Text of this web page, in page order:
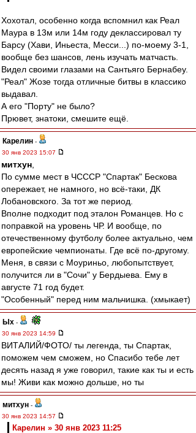
Хохотал, особенно когда вспомнил как Реал
Маура в 13м или 14м году деклассировал ту
Барсу (Хави, Иньеста, Месси...) по-моему 3-1,
вообще без шансов, лень изучать матчасть.
Видел своими глазами на Сантьяго Бернабеу.
"Реал" Жозе тогда отличные битвы в классико
выдавал.
А его "Порту" не было?
Прювет, знатоки, смешите ещё.
Карелин -
30 янв 2023 15:07
митхун
По сумме мест в ЧСССР "Спартак" Бескова
опережает, не намного, но всё-таки, ДК
Лобановского. За тот же период.
Вполне подходит под эталон Романцев. Но с
поправкой на уровень ЧР. И вообще, по
отечественному футболу более актуально, чем
европейские чемпионаты. Где всё по-другому.
Меня, в связи с Моуриньо, любопытствует,
получится ли в "Сочи" у Бердыева. Ему в
августе 71 год будет.
"Особенный" перед ним мальчишка. (хмыкает)
Ых -
30 янв 2023 14:59
ВИТАЛИЙ/ФОТО/ ты легенда, ты Спартак,
поможем чем сможем, но Спасибо тебе лет
десять назад я уже говорил, такие как ты и есть
мы! Живи как можно дольше, но ты
митхун -
30 янв 2023 14:57
Карелин » 30 янв 2023 11:25